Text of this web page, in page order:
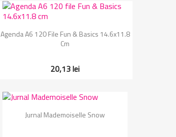
Vizualizare rapida
Agenda A6 120 File Fun & Basics 14.6x11.8
Cm
20,13 lei
Vizualizare rapida
Jurnal Mademoiselle Snow